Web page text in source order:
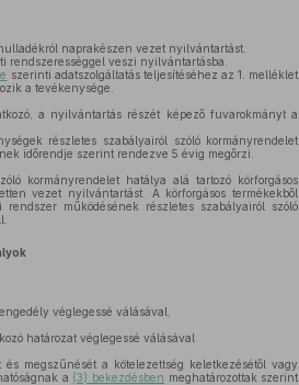
naprakészen vezet nyilvántartást.
rendszerességgel veszi nyilvántartásba.
szerinti adatszolgáltatás teljesítéséhez az 1. melléklet
a tevékenysége.
a nyilvántartás részét képező fuvarokmányt a
részletes szabályairól szóló kormányrendelet
időrendje szerint rendezve 5 évig megőrzi.
kormányrendelet hatálya alá tartozó körforgásos
vezet nyilvántartást. A körforgásos termékekből
működésének részletes szabályairól szóló
véglegessé válásával,
határozat véglegessé válásával
megszűnését a kötelezettség keletkezésétől vagy
a (3) bekezdésben meghatározottak szerint